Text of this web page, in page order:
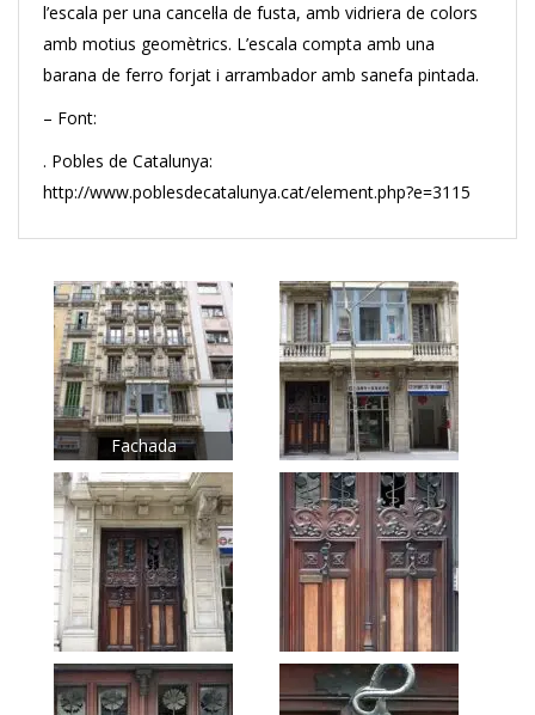
l’escala per una cancel·la de fusta, amb vidriera de colors
amb motius geomètrics. L’escala compta amb una
barana de ferro forjat i arrambador amb sanefa pintada.
– Font:
. Pobles de Catalunya:
http://www.poblesdecatalunya.cat/element.php?e=3115
Fachada